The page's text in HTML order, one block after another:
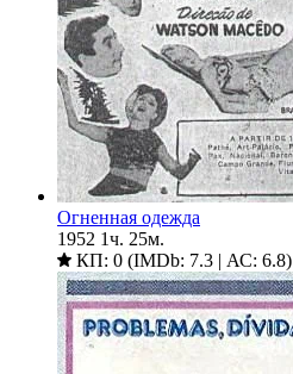
Огненная одежда
1952 1ч. 25м.
КП: 0 (IMDb: 7.3 | АС: 6.8)